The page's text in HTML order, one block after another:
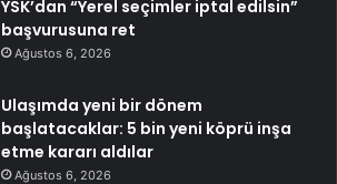
YSK’dan “Yerel seçimler iptal edilsin”
başvurusuna ret
Ağustos 6, 2026
Ulaşımda yeni bir dönem
başlatacaklar: 5 bin yeni köprü inşa
etme kararı aldılar
Ağustos 6, 2026